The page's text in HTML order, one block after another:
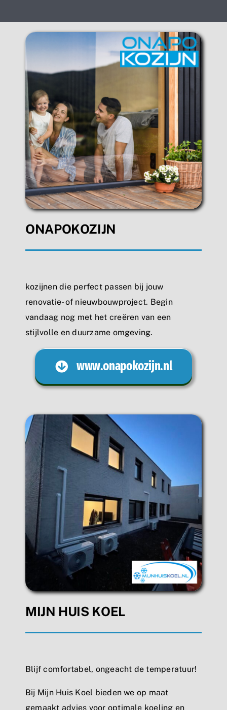
ONAPOKOZIJN
kozijnen die perfect passen bij jouw
renovatie- of nieuwbouwproject. Begin
vandaag nog met het creëren van een
stijlvolle en duurzame omgeving.
www.onapokozijn.nl
MIJN HUIS KOEL
Blijf comfortabel, ongeacht de temperatuur!
Bij Mijn Huis Koel bieden we op maat
gemaakt advies voor optimale koeling en